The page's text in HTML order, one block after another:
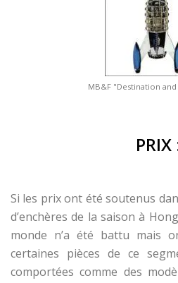
MB&F "Destination
PRIX
Si les prix ont été soutenus
d’enchères de la saison à
monde n’a été battu mais
certaines pièces de ce
comportées comme des